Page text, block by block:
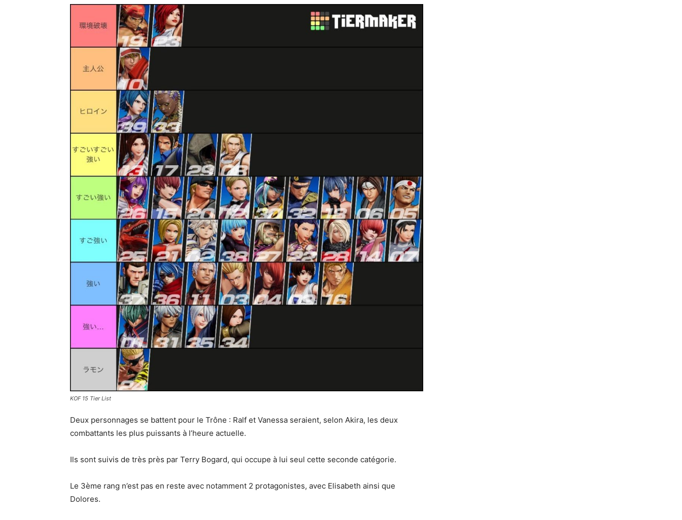
KOF 15 Tier List
Deux personnages se battent pour le Trône : Ralf et Vanessa seraient, selon Akira, les deux
combattants les plus puissants à l’heure actuelle.
Ils sont suivis de très près par Terry Bogard, qui occupe à lui seul cette seconde catégorie.
Le 3ème rang n’est pas en reste avec notamment 2 protagonistes, avec Elisabeth ainsi que
Dolores.